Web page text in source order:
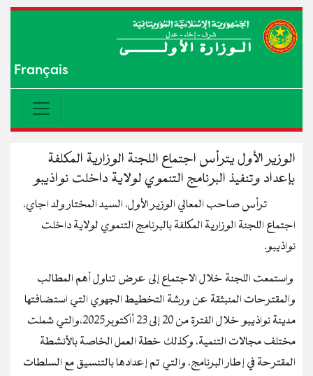
Français
الوزير الأول يترأس اجتماع اللجنة الوزارية المكلفة
بإعداد وتنفيذ البرنامج التنموي لولاية داخلت نواذيبو
ترأس صاحب المعالي الوزير الأول، السيد المختار ولد اجاي،
اجتماع اللجنة الوزارية المكلفة بالبرنامج التنموي لولاية داخلت
نواذيبو.
واستمعت اللجنة خلال الاجتماع إلى عرض تناول أهم المطالب
والمقترحات المنبثقة عن ورشة التخطيط الجهوي التي استضافتها
مدينة نواذيبو خلال الفترة من 20 إلى 23 أاكتوبر 2025،والتي شملت
مختلف مجالات التنمية، وكذلك خطة العمل الخاصة بالأنشطة
المقترحة في إطار البرنامج، والتي تم إعدادها بالتنسيق مع السلطات